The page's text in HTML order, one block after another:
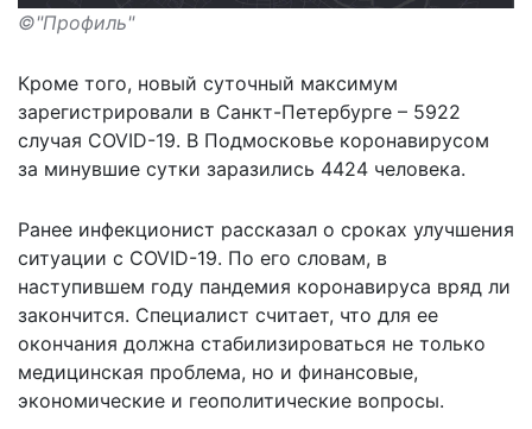
©"Профиль"
Кроме того, новый суточный максимум
зарегистрировали в Санкт-Петербурге – 5922
случая COVID-19. В Подмосковье коронавирусом
за минувшие сутки заразились 4424 человека.
Ранее инфекционист рассказал о сроках улучшения
ситуации с COVID-19. По его словам, в
наступившем году пандемия коронавируса вряд ли
закончится. Специалист считает, что для ее
окончания должна стабилизироваться не только
медицинская проблема, но и финансовые,
экономические и геополитические вопросы.